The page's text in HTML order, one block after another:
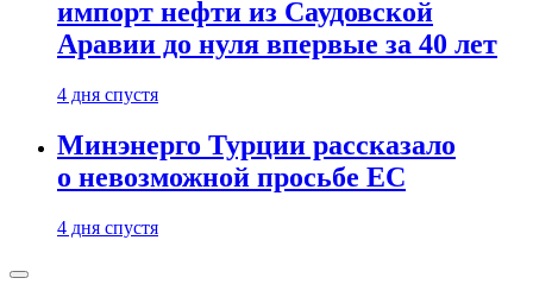
импорт нефти из Саудовской
Аравии до нуля впервые за 40 лет
4 дня спустя
Минэнерго Турции рассказало
о невозможной просьбе ЕС
4 дня спустя